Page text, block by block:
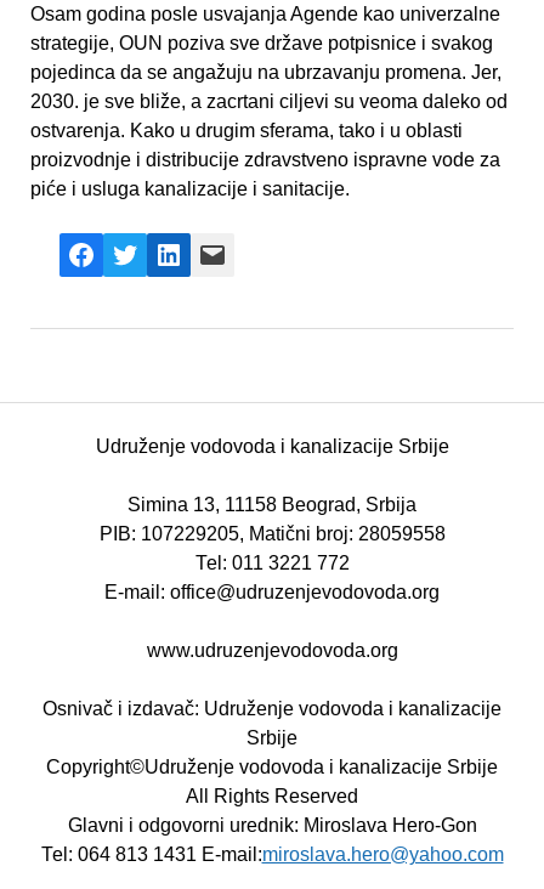
Osam godina posle usvajanja Agende kao univerzalne
strategije, OUN poziva sve države potpisnice i svakog
pojedinca da se angažuju na ubrzavanju promena. Jer,
2030. je sve bliže, a zacrtani cilјevi su veoma daleko od
ostvarenja. Kako u drugim sferama, tako i u oblasti
proizvodnje i distribucije zdravstveno ispravne vode za
piće i usluga kanalizacije i sanitacije.
Facebook
X LinkedIn
Mail
Udruženje vodovoda i kanalizacije Srbije
Simina 13, 11158 Beograd, Srbija
PIB: 107229205, Matični broj: 28059558
Теl: 011 3221 772
E-mail: office@udruzenjevodovoda.org
www.udruzenjevodovoda.org
Osnivač i izdavač: Udruženje vodovoda i kanalizacije
Srbije
Copyright©Udruženje vodovoda i kanalizacije Srbije
All Rights Reserved
Glavni i odgovorni urednik: Miroslava Hero-Gon
Теl: 064 813 1431 E-mail:miroslava.hero@yahoo.com